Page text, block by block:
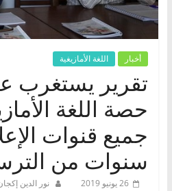
أخبار اللغة الأمازيغية
تقرير يستغرب
حصة اللغة
سنوات من
26 يونيو 2019 نور الدين